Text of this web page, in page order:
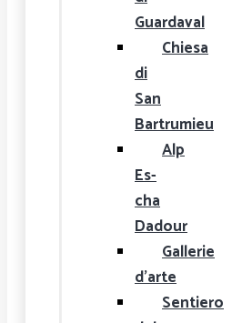
Guardaval
Chiesa
di
San
Bartrumieu
Alp
Es-
cha
Dadour
Gallerie
d'arte
Sentiero